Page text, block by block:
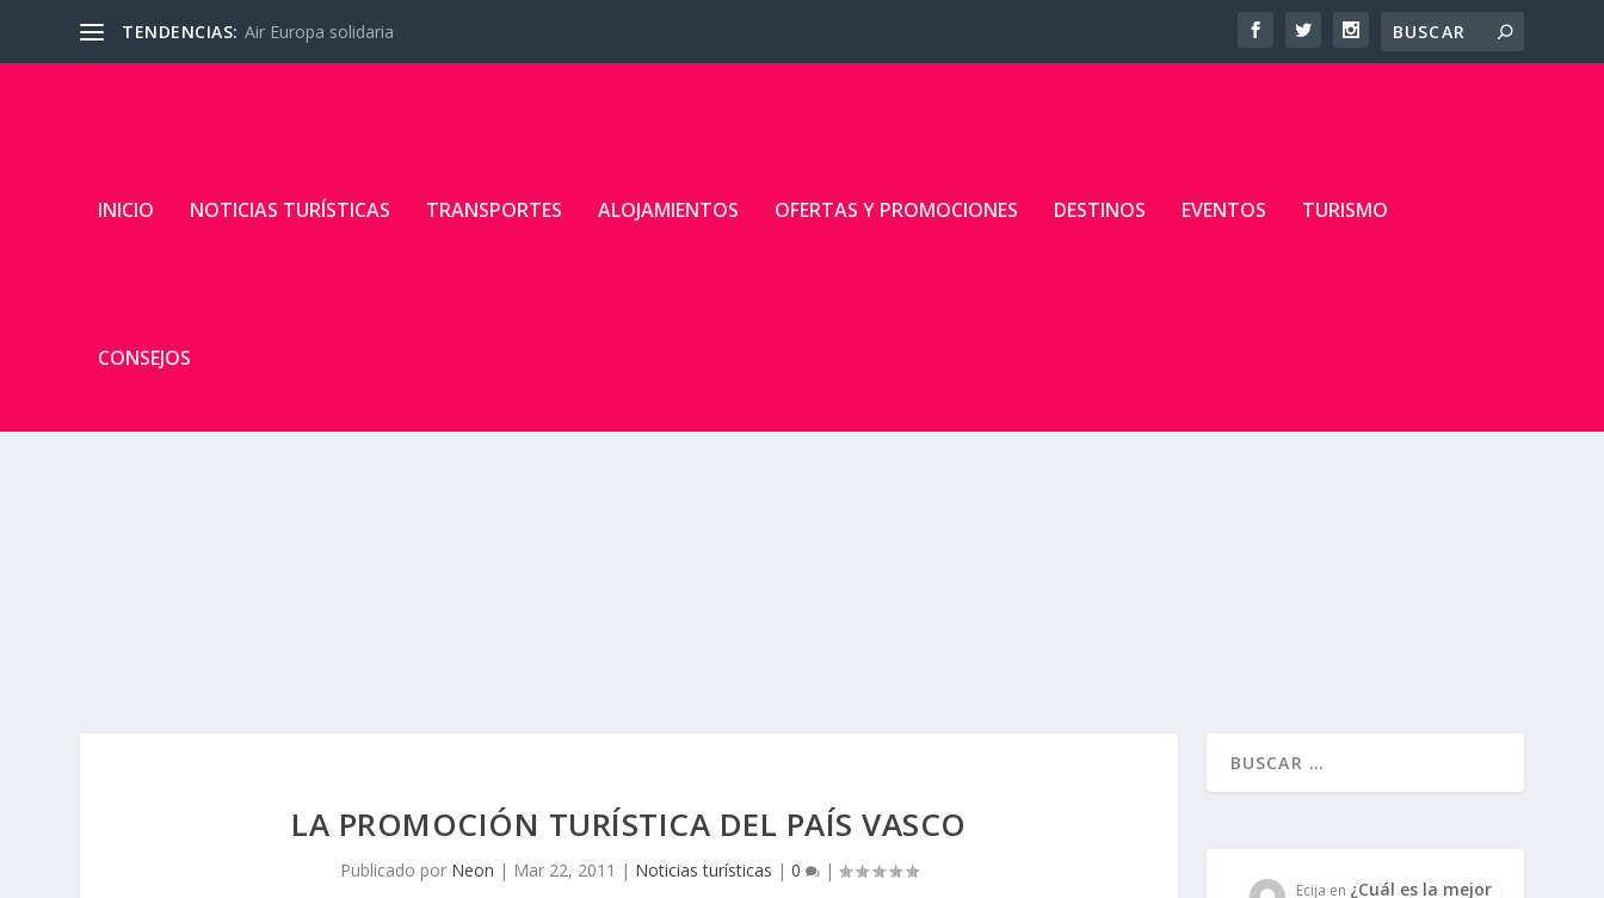
TENDENCIAS: Air Europa solidaria
INICIO NOTICIAS TURÍSTICAS TRANSPORTES ALOJAMIENTOS OFERTAS Y PROMOCIONES DESTINOS EVENTOS TURISMO
CONSEJOS
LA PROMOCIÓN TURÍSTICA DEL PAÍS VASCO
Publicado por Neon | Mar 22, 2011 | Noticias turísticas | 0 |
Ecija en ¿Cuál es la mejor